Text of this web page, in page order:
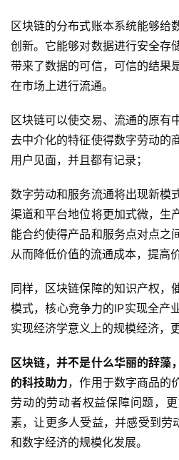
智
能
驾
驶
智
慧
城
市
更
多
内
容
区块链的分布式账本系统能够给
创新。它能够对数据进行安全存
带来了数据的可信，可信的结果
在市场上进行流通。
区块链可以使交易、流通的原有
去中介化的特征使得数字劳动的
用户见面，并且都有记录；
数字劳动和服务流通将出现新模
渠道和平台地位将更加式微，生
能合约使得产品和服务点对点之
从而降低价值的流通成本，提高
同样，区块链保障的知识产权，
模式，核心竞争力的IP实现全产
实现经济学意义上的规模经济，
区块链，并不是什么华丽的辞藻
的科技助力，作用于数字商品的
劳动的劳动者权益保障问题，
素，让更多人受益，并感受到劳
和数字经济的规模化发展。